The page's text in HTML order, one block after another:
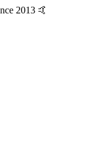
2013 🤙